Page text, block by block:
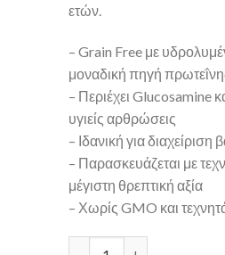
ετών.
– Grain Free με
μοναδική πηγή
– Περιέχει Glucosamine
υγιείς αρθρώσεις
– Ιδανική για διαχείριση
– Παρασκευάζεται με
μέγιστη θρεπτική αξία
– Χωρίς GMO και